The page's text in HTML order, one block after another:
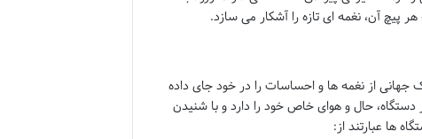
آن، نغمه ای تازه را آشکار می سازد.
جهانی از نغمه ها و احساسات را در خود جای داده
دستگاه، حال و هوای خاص خود را دارد و با شنیدن
ها عبارتند از: